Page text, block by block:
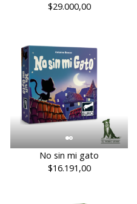
$29.000,00
No sin mi gato
$16.191,00